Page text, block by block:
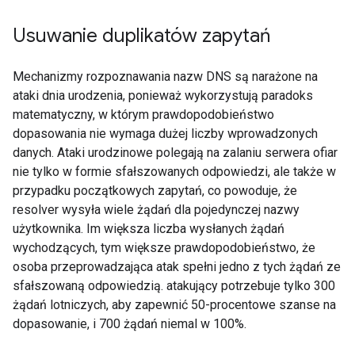
Usuwanie duplikatów zapytań
Mechanizmy rozpoznawania nazw DNS są narażone na
ataki dnia urodzenia, ponieważ wykorzystują paradoks
matematyczny, w którym prawdopodobieństwo
dopasowania nie wymaga dużej liczby wprowadzonych
danych. Ataki urodzinowe polegają na zalaniu serwera ofiar
nie tylko w formie sfałszowanych odpowiedzi, ale także w
przypadku początkowych zapytań, co powoduje, że
resolver wysyła wiele żądań dla pojedynczej nazwy
użytkownika. Im większa liczba wysłanych żądań
wychodzących, tym większe prawdopodobieństwo, że
osoba przeprowadzająca atak spełni jedno z tych żądań ze
sfałszowaną odpowiedzią. atakujący potrzebuje tylko 300
żądań lotniczych, aby zapewnić 50-procentowe szanse na
dopasowanie, i 700 żądań niemal w 100%.